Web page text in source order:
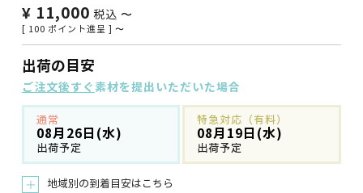
¥ 11,000 税込 〜
[ 100 ポイント進呈 ] 〜
出荷の目安
ご注文後すぐ素材を提出いただいた場合
通常
08月26日(水)
出荷予定
特急対応（有料）
08月19日(水)
出荷予定
＋ 地域別の到着目安はこちら